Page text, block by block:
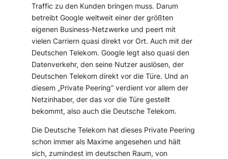
Traffic zu den Kunden bringen muss. Darum
betreibt Google weltweit einer der größten
eigenen Business-Netzwerke und peert mit
vielen Carriern quasi direkt vor Ort. Auch mit der
Deutschen Telekom. Google legt also quasi den
Datenverkehr, den seine Nutzer auslösen, der
Deutschen Telekom direkt vor die Türe. Und an
diesem „Private Peering“ verdient vor allem der
Netzinhaber, der das vor die Türe gestellt
bekommt, also auch die Deutsche Telekom.
Die Deutsche Telekom hat dieses Private Peering
schon immer als Maxime angesehen und hält
sich, zumindest im deutschen Raum, von